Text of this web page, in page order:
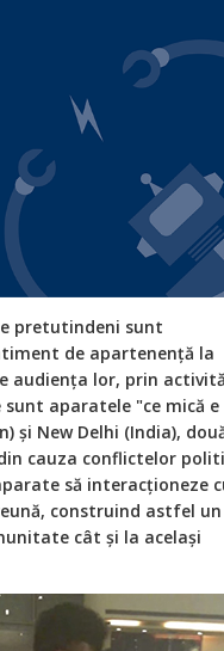
pretutindeni sunt
de apartenență la
audiența lor, prin
aparatele "ce mică e
și New Delhi (India),
cauza conflictelor
să interacționeze
construind astfel un
cât și la același